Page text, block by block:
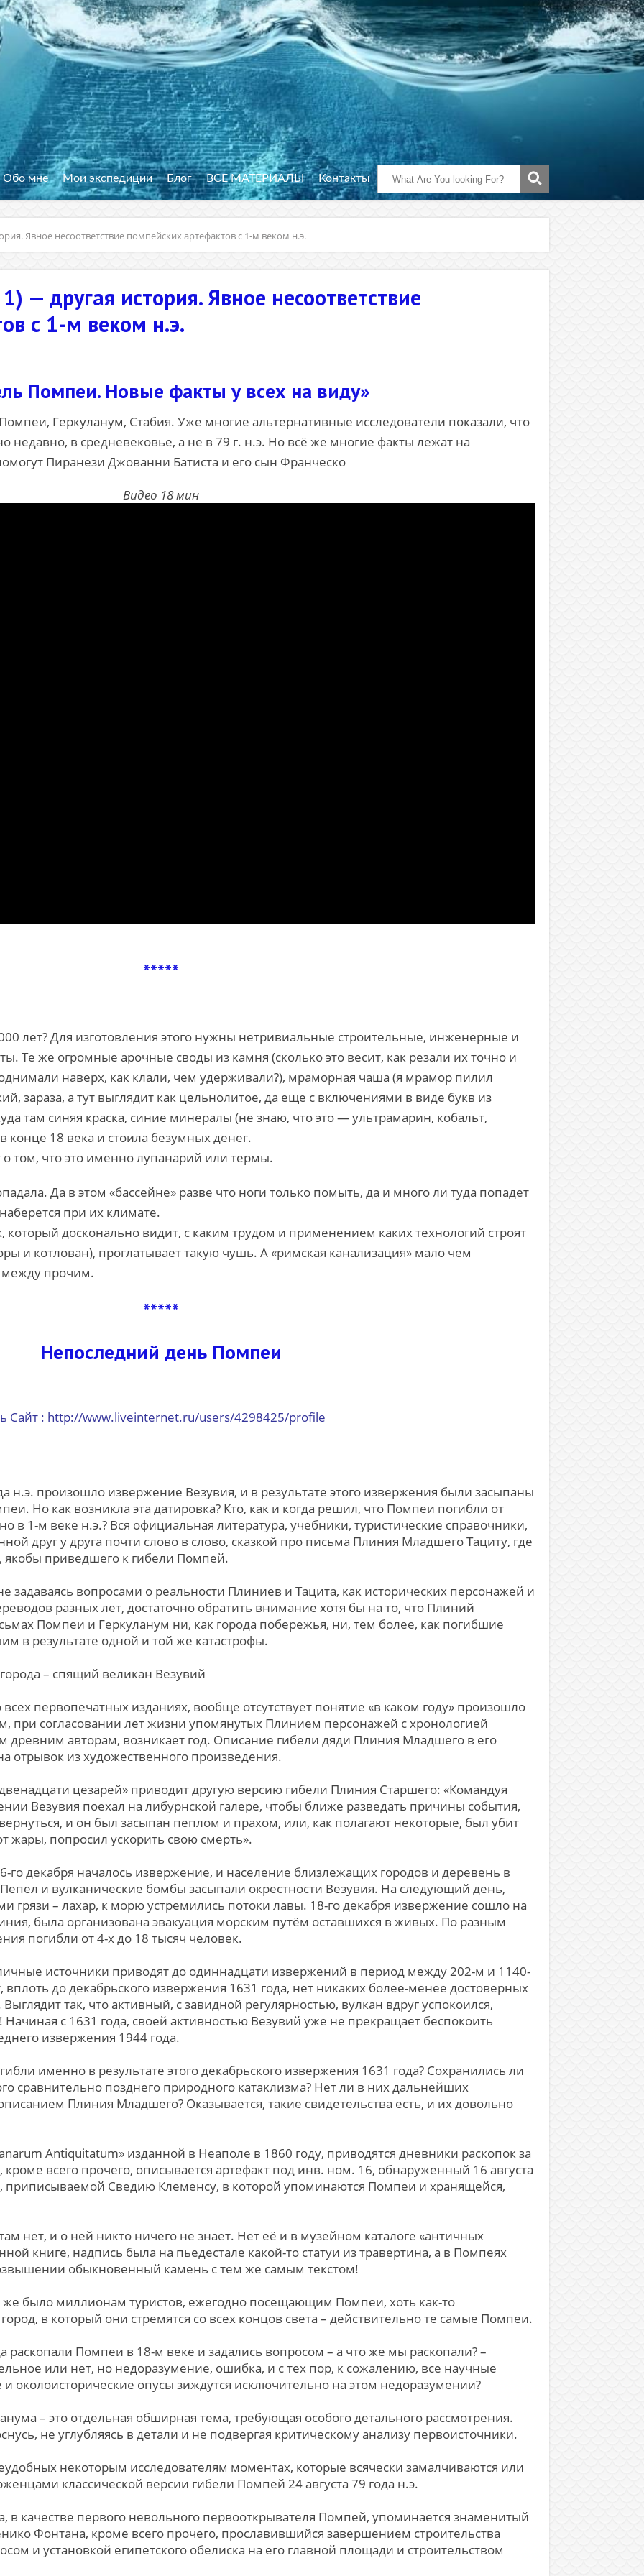
Обо мне Мои экспедиции Блог ВСЕ МАТЕРИАЛЫ Контакты
Явное несоответствие помпейских артефактов с 1-м веком н.э.
— другая история. Явное несоответствие
с 1-м веком н.э.
Помпеи. Новые факты у всех на виду»
Геркуланум, Стабия. Уже многие альтернативные исследователи показали, что
в средневековье, а не в 79 г. н.э. Но всё же многие факты лежат на
Пиранези Джованни Батиста и его сын Франческо
Видео 18 мин
*****
лет? Для изготовления этого нужны нетривиальные строительные, инженерные и
Те же огромные арочные своды из камня (сколько это весит, как резали их точно и
наверх, как клали, чем удерживали?), мраморная чаша (я мрамор пилил
зараза, а тут выглядит как цельнолитое, да еще с включениями в виде букв из
там синяя краска, синие минералы (не знаю, что это — ультрамарин, кобальт,
конце 18 века и стоила безумных денег.
том, что это именно лупанарий или термы.
Да в этом «бассейне» разве что ноги только помыть, да и много ли туда попадет
при их климате.
который досконально видит, с каким трудом и применением каких технологий строят
и котлован), проглатывает такую чушь. А «римская канализация» мало чем
между прочим.
*****
Непоследний день Помпеи
Сайт : http://www.liveinternet.ru/users/4298425/profile
н.э. произошло извержение Везувия, и в результате этого извержения были засыпаны
Но как возникла эта датировка? Кто, как и когда решил, что Помпеи погибли от
в 1-м веке н.э.? Вся официальная литература, учебники, туристические справочники,
друг у друга почти слово в слово, сказкой про письма Плиния Младшего Тациту, где
приведшего к гибели Помпей.
задаваясь вопросами о реальности Плиниев и Тацита, как исторических персонажей и
разных лет, достаточно обратить внимание хотя бы на то, что Плиний
Помпеи и Геркуланум ни, как города побережья, ни, тем более, как погибшие
в результате одной и той же катастрофы.
первопечатных изданиях, вообще отсутствует понятие «в каком году» произошло
при согласовании лет жизни упомянутых Плинием персонажей с хронологией
древним авторам, возникает год. Описание гибели дяди Плиния Младшего в его
отрывок из художественного произведения.
цезарей» приводит другую версию гибели Плиния Старшего: «Командуя
Везувия поехал на либурнской галере, чтобы ближе разведать причины события,
и он был засыпан пеплом и прахом, или, как полагают некоторые, был убит
жары, попросил ускорить свою смерть».
го декабря началось извержение, и население близлежащих городов и деревень в
и вулканические бомбы засыпали окрестности Везувия. На следующий день,
грязи – лахар, к морю устремились потоки лавы. 18-го декабря извержение сошло на
была организована эвакуация морским путём оставшихся в живых. По разным
погибли от 4-х до 18 тысяч человек.
источники приводят до одиннадцати извержений в период между 202-м и 1140-
до декабрьского извержения 1631 года, нет никаких более-менее достоверных
так, что активный, с завидной регулярностью, вулкан вдруг успокоился,
с 1631 года, своей активностью Везувий уже не прекращает беспокоить
извержения 1944 года.
именно в результате этого декабрьского извержения 1631 года? Сохранились ли
сравнительно позднего природного катаклизма? Нет ли в них дальнейших
Плиния Младшего? Оказывается, такие свидетельства есть, и их довольно
Antiquitatum» изданной в Неаполе в 1860 году, приводятся дневники раскопок за
всего прочего, описывается артефакт под инв. ном. 16, обнаруженный 16 августа
приписываемой Сведию Клеменсу, в которой упоминаются Помпеи и хранящейся,
нет, и о ней никто ничего не знает. Нет её и в музейном каталоге «античных
книге, надпись была на пьедестале какой-то статуи из травертина, а в Помпеях
обыкновенный камень с тем же самым текстом!
же было миллионам туристов, ежегодно посещающим Помпеи, хоть как-то
в который они стремятся со всех концов света – действительно те самые Помпеи.
раскопали Помпеи в 18-м веке и задались вопросом – а что же мы раскопали? –
или нет, но недоразумение, ошибка, и с тех пор, к сожалению, все научные
околоисторические опусы зиждутся исключительно на этом недоразумении?
– это отдельная обширная тема, требующая особого детального рассмотрения.
не углубляясь в детали и не подвергая критическому анализу первоисточники.
некоторым исследователям моментах, которые всячески замалчиваются или
классической версии гибели Помпей 24 августа 79 года н.э.
в качестве первого невольного первооткрывателя Помпей, упоминается знаменитый
Фонтана, кроме всего прочего, прославившийся завершением строительства
и установкой египетского обелиска на его главной площади и строительством